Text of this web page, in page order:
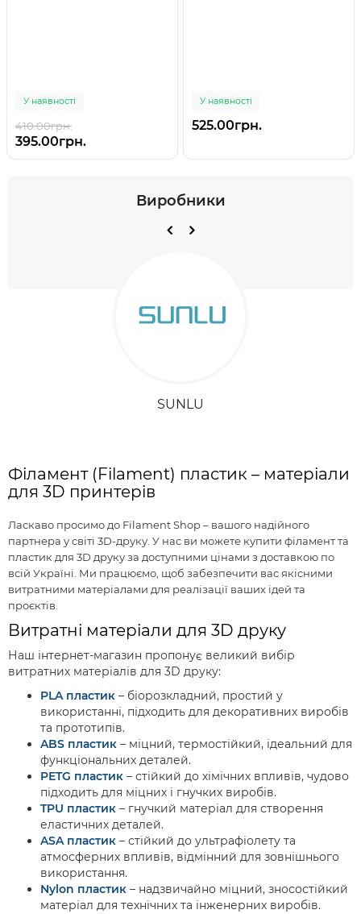
У наявності
410.00грн.
395.00грн.
У наявності
525.00грн.
Виробники
SUNLU
Філамент (Filament) пластик – матеріали
для 3D принтерів
Ласкаво просимо до Filament Shop – вашого надійного
партнера у світі 3D-друку. У нас ви можете купити філамент та
пластик для 3D друку за доступними цінами з доставкою по
всій Україні. Ми працюємо, щоб забезпечити вас якісними
витратними матеріалами для реалізації ваших ідей та
проєктів.
Витратні матеріали для 3D друку
Наш інтернет-магазин пропонує великий вибір
витратних матеріалів для 3D друку:
PLA пластик – біорозкладний, простий у
використанні, підходить для декоративних виробів
та прототипів.
ABS пластик – міцний, термостійкий, ідеальний для
функціональних деталей.
PETG пластик – стійкий до хімічних впливів, чудово
підходить для міцних і гнучких виробів.
TPU пластик – гнучкий матеріал для створення
еластичних деталей.
ASA пластик – стійкий до ультрафіолету та
атмосферних впливів, відмінний для зовнішнього
використання.
Nylon пластик – надзвичайно міцний, зносостійкий
матеріал для технічних та інженерних виробів.